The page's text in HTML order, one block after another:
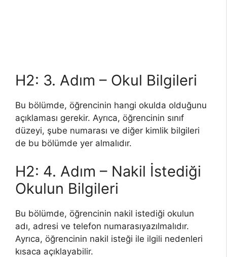
H2: 3. Adım – Okul Bilgileri
Bu bölümde, öğrencinin hangi okulda olduğunu
açıklaması gerekir. Ayrıca, öğrencinin sınıf
düzeyi, şube numarası ve diğer kimlik bilgileri
de bu bölümde yer almalıdır.
H2: 4. Adım – Nakil İstediği
Okulun Bilgileri
Bu bölümde, öğrencinin nakil istediği okulun
adı, adresi ve telefon numarasıyazılmalıdır.
Ayrıca, öğrencinin nakil isteği ile ilgili nedenleri
kısaca açıklayabilir.